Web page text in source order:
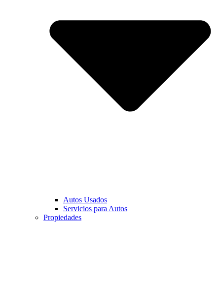
Autos Usados
Servicios para Autos
Propiedades